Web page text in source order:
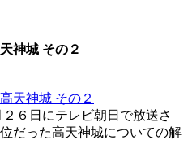
神城 その２
６日にテレビ朝日で放送さ
だった高天神城についての解